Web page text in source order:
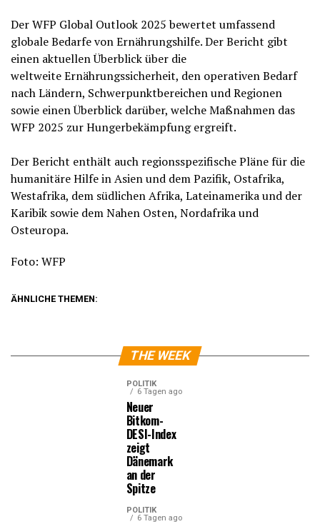
Der WFP Global Outlook 2025 bewertet umfassend
globale Bedarfe von Ernährungshilfe. Der Bericht gibt
einen aktuellen Überblick über die
weltweite Ernährungssicherheit, den operativen Bedarf
nach Ländern, Schwerpunktbereichen und Regionen
sowie einen Überblick darüber, welche Maßnahmen das
WFP 2025 zur Hungerbekämpfung ergreift.
Der Bericht enthält auch regionsspezifische Pläne für die
humanitäre Hilfe in Asien und dem Pazifik, Ostafrika,
Westafrika, dem südlichen Afrika, Lateinamerika und der
Karibik sowie dem Nahen Osten, Nordafrika und
Osteuropa.
Foto: WFP
ÄHNLICHE THEMEN:
THE WEEK
POLITIK
6 Tagen ago
Neuer
Bitkom-
DESI-Index
zeigt
Dänemark
an der
Spitze
POLITIK
6 Tagen ago